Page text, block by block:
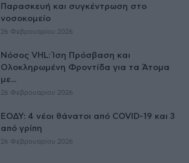
Παρασκευή και συγκέντρωση στο
νοσοκομείο
26 Φεβρουαρίου 2026
Νόσος VHL: Ίση Πρόσβαση και
Ολοκληρωμένη Φροντίδα για τα Άτομα
με...
26 Φεβρουαρίου 2026
ΕΟΔΥ: 4 νέοι θάνατοι από COVID-19 και 3
από γρίπη
26 Φεβρουαρίου 2026